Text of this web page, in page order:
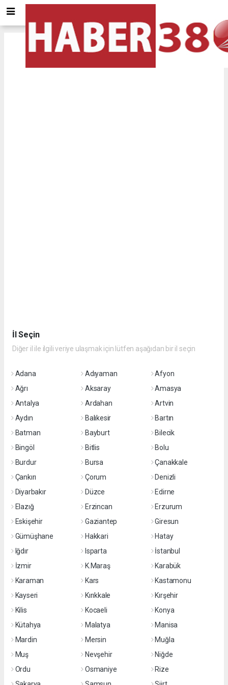
Elazığ için Tol ve Trafik durumu
İl Seçin
Diğer il ile ilgili veriye ulaşmak için lütfen aşağıdan bir il seçin
Adana Adıyaman
Afyon
Ağrı
Aksaray
Amasya
Antalya
Ardahan
Artvin
Aydın
Balıkesir
Bartın
Batman
Bayburt
Bilecik
Bingöl
Bitlis
Bolu
Burdur
Bursa
Çanakkale
Çankırı
Çorum
Denizli
Diyarbakır
Düzce
Edirne
Elazığ
Erzincan
Erzurum
Eskişehir
Gaziantep
Giresun
Gümüşhane
Hakkari
Hatay
Iğdır
Isparta
İstanbul
İzmir
K.Maraş
Karabük
Karaman
Kars
Kastamonu
Kayseri
Kırıkkale
Kırşehir
Kilis
Kocaeli
Konya
Kütahya
Malatya
Manisa
Mardin
Mersin
Muğla
Muş
Nevşehir
Niğde
Ordu
Osmaniye
Rize